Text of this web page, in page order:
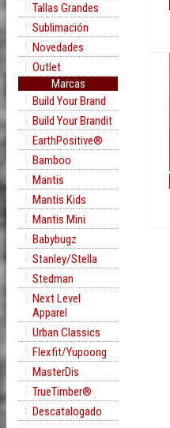
Tallas Grandes
Sublimación
Novedades
Outlet
Marcas
Build Your Brand
Build Your Brandit
EarthPositive®
Bamboo
Mantis
Mantis Kids
Mantis Mini
Babybugz
Stanley/Stella
Stedman
Next Level
Apparel
Urban Classics
Flexfit/Yupoong
MasterDis
TrueTimber®
Descatalogado